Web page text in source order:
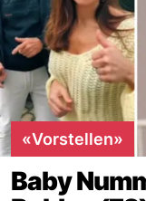
«Vorstellen»
Baby